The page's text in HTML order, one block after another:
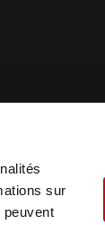
sur
peuvent